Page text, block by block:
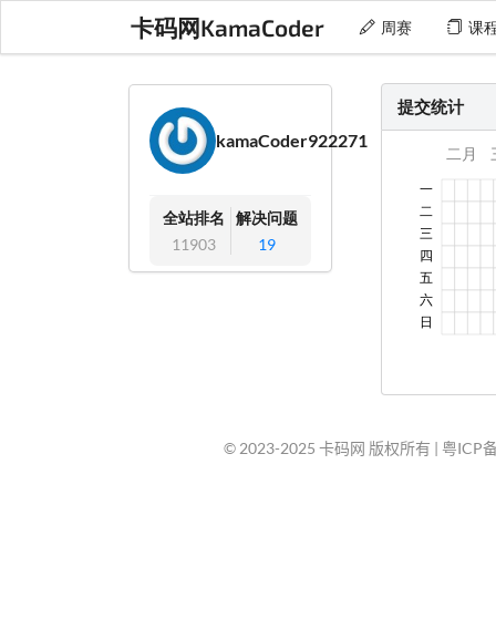
卡码网KamaCoder 周赛 课
kamaCoder922271
全站排名
11903
解决问题
19
提交统计
© 2023-2025 卡码网 版权所有 | 粤ICP